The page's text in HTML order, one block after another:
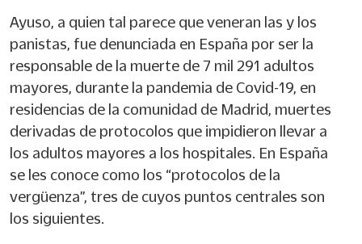
Ayuso, a quien tal parece que veneran las y los
panistas, fue denunciada en España por ser la
responsable de la muerte de 7 mil 291 adultos
mayores, durante la pandemia de Covid-19, en
residencias de la comunidad de Madrid, muertes
derivadas de protocolos que impidieron llevar a
los adultos mayores a los hospitales. En España
se les conoce como los “protocolos de la
vergüenza”, tres de cuyos puntos centrales son
los siguientes.